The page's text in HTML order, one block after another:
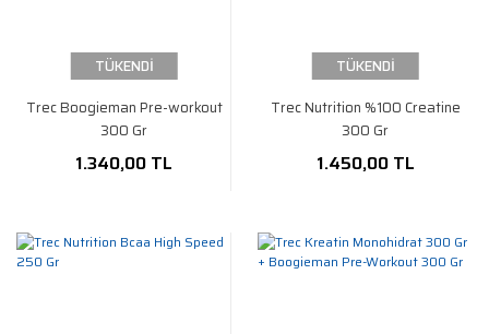
TÜKENDİ
Trec Boogieman Pre-workout
300 Gr
1.340,00 TL
TÜKENDİ
Trec Nutrition %100 Creatine
300 Gr
1.450,00 TL